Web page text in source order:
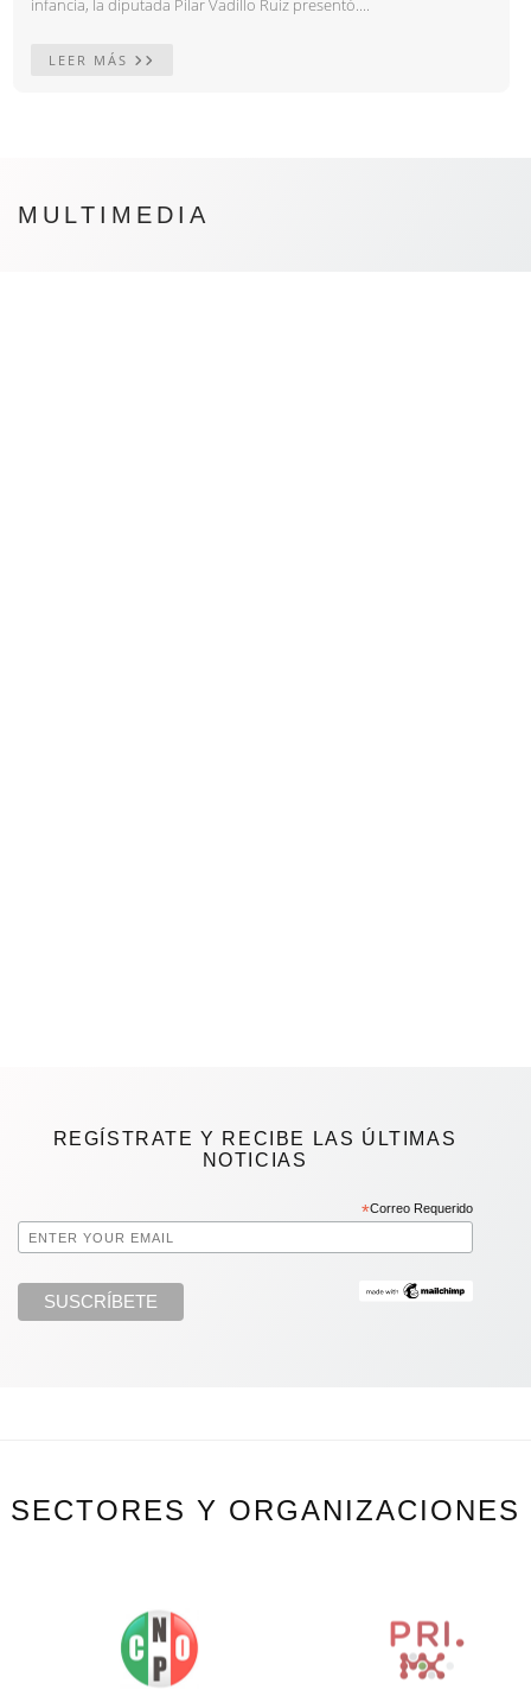
infancia, la diputada Pilar Vadillo Ruiz presentó....
LEER MÁS
MULTIMEDIA
REGÍSTRATE Y RECIBE LAS ÚLTIMAS
NOTICIAS
*Correo Requerido
SECTORES Y ORGANIZACIONES